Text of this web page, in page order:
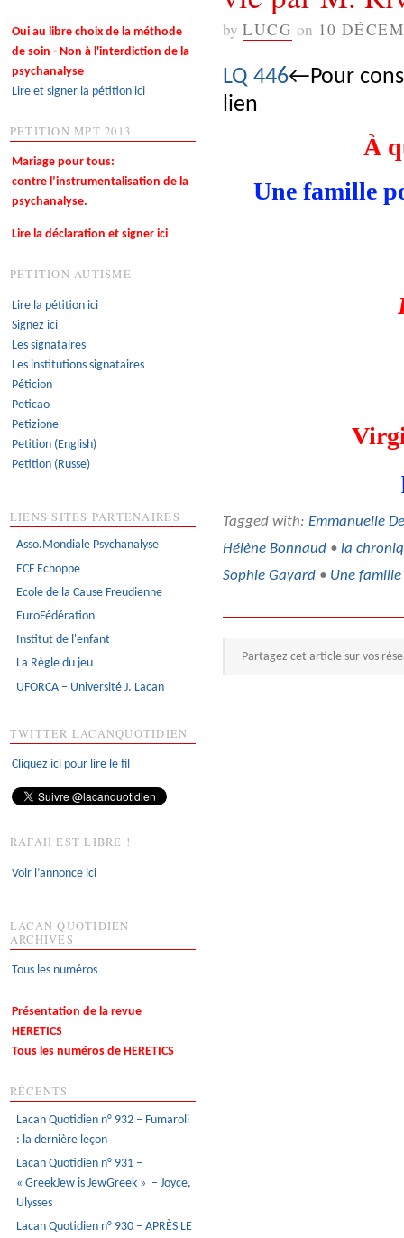
by LUCG on 10
LQ 446←Pour
lien
À
Une famille
Tagged with: Emmanuelle
Hélène Bonnaud • la
Sophie Gayard • Une
Partagez cet article sur vos
Oui au libre choix de la méthode
de soin - Non à l'interdiction de la
psychanalyse
Lire et signer la pétition ici
PETITION MPT 2013
Mariage pour tous:
contre l’instrumentalisation de la
psychanalyse.
Lire la déclaration et signer ici
PETITION AUTISME
Lire la pétition ici
Signez ici
Les signataires
Les institutions signataires
Péticion
Peticao
Petizione
Petition (English)
Petition (Russe)
LIENS SITES PARTENAIRES
Asso.Mondiale Psychanalyse
ECF Echoppe
Ecole de la Cause Freudienne
EuroFédération
Institut de l'enfant
La Règle du jeu
UFORCA – Université J. Lacan
TWITTER LACANQUOTIDIEN
Cliquez ici pour lire le fil
RAFAH EST LIBRE !
Voir l’annonce ici
LACAN QUOTIDIEN
ARCHIVES
Tous les numéros
Présentation de la revue
HERETICS
Tous les numéros de HERETICS
RÉCENTS
Lacan Quotidien n° 932 – Fumaroli
: la dernière leçon
Lacan Quotidien n° 931 –
« GreekJew is JewGreek » – Joyce,
Ulysses
Lacan Quotidien n° 930 – APRÈS LE